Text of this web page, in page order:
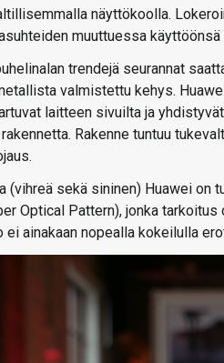
näyttökoolla.
muuttuessa
trendejä seurannat
valmistettu kehys.
laitteen sivuilta ja
Rakenne tuntuu
(vihreä sekä sininen) Huawei on
Optical Pattern), jonka
ei ainakaan nopealla kokeilulla